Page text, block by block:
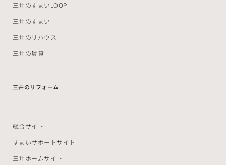
三井のすまいLOOP
三井のすまい
三井のリハウス
三井の賃貸
三井のリフォーム
総合サイト
すまいサポートサイト
三井ホームサイト